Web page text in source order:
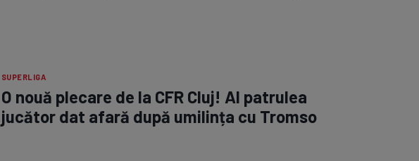
SUPERLIGA
O nouă plecare de la CFR Cluj! Al patrulea
jucător dat afară după umilința cu Tromso